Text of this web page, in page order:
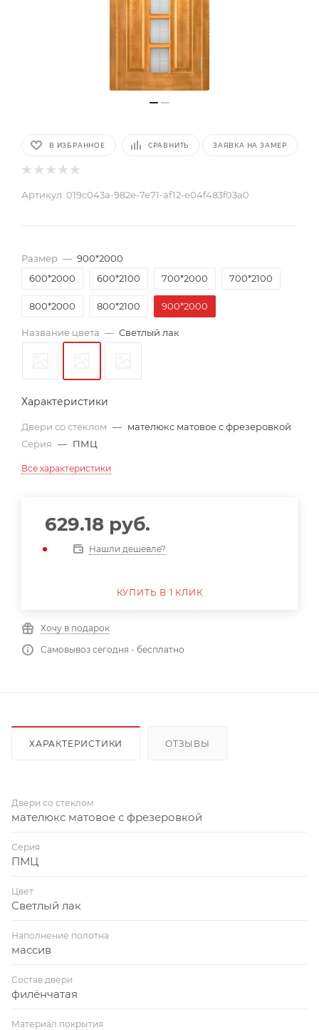
В ИЗБРАННОЕ СРАВНИТЬ ЗАЯВКА НА ЗАМЕР
Артикул: 019c043a-982e-7e71-af12-e04f483f03a0
Размер — 900*2000
600*2000
600*2100 700*2000 700*2100
800*2000 800*2100 900*2000
Название цвета — Светлый лак
Характеристики
Двери со стеклом — мателюкс матовое с фрезеровкой
Серия — ПМЦ
Все характеристики
629.18 руб.
Нашли дешевле?
КУПИТЬ В 1 КЛИК
Хочу в подарок
Самовывоз сегодня - бесплатно
ХАРАКТЕРИСТИКИ ОТЗЫВЫ
Двери со стеклом
мателюкс матовое с фрезеровкой
Серия
ПМЦ
Цвет
Светлый лак
Наполнение полотна
массив
Состав двери
филёнчатая
Материал покрытия